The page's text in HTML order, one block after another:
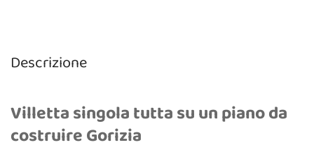
Descrizione
Villetta singola tutta su un piano da
costruire Gorizia